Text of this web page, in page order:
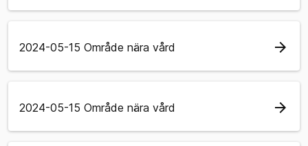
2024-05-15 Område nära vård arrow_forward
2024-05-15 Område nära vård arrow_forward